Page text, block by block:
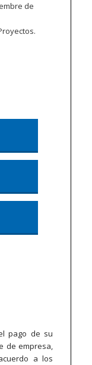
de
pago de su
de empresa,
a los